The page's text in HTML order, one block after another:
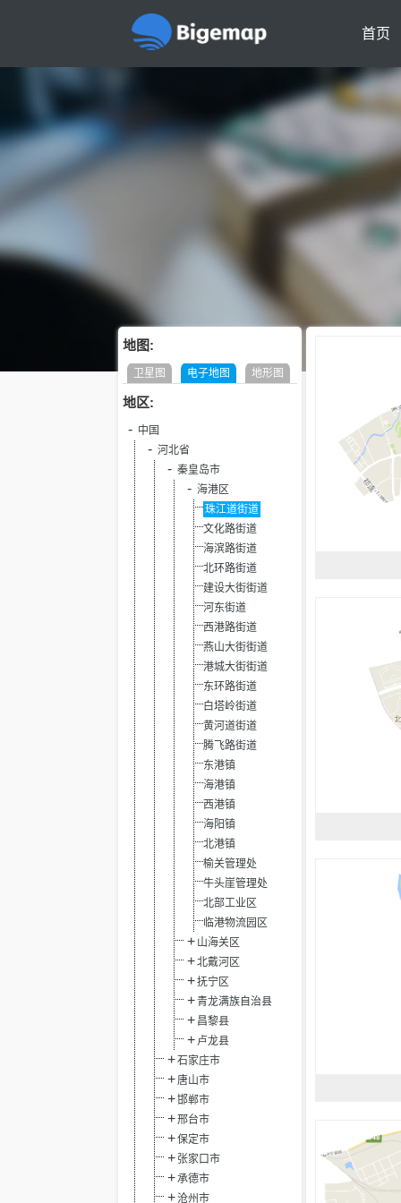
首页
地图:
卫星图 电子地图 地形图
地区:
中国
河北省
秦皇岛市
海港区
珠江道街道
文化路街道
海滨路街道
北环路街道
建设大街街道
河东街道
西港路街道
燕山大街街道
港城大街街道
东环路街道
白塔岭街道
黄河道街道
腾飞路街道
东港镇
海港镇
西港镇
海阳镇
北港镇
榆关管理处
牛头崖管理处
北部工业区
临港物流园区
山海关区
北戴河区
抚宁区
青龙满族自治县
昌黎县
卢龙县
石家庄市
唐山市
邯郸市
邢台市
保定市
张家口市
承德市
沧州市